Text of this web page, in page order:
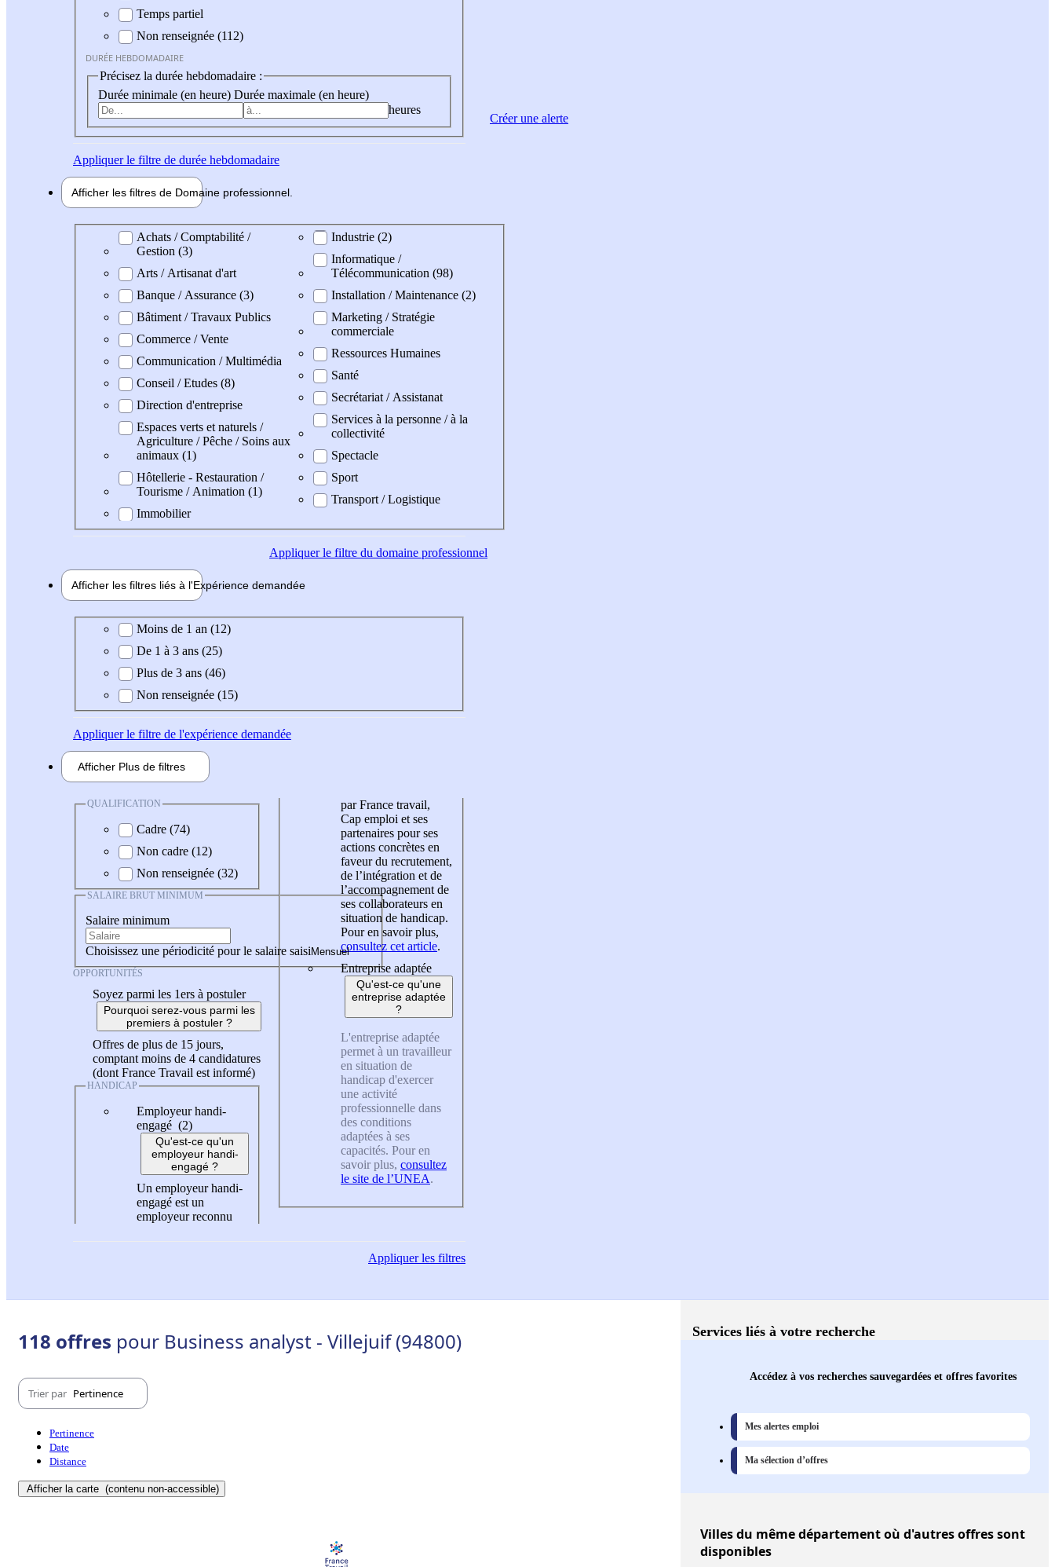
Temps partiel
Non renseignée (112)
DURÉE HEBDOMADAIRE
Précisez la durée hebdomadaire :
Durée minimale (en heure) Durée maximale (en heure)
heures
Appliquerle filtre de durée hebdomadaire
Afficher les filtres de Domaine professionnel
Domaine professionel
Achats / Comptabilité /
Gestion (3)
Arts / Artisanat d'art
Banque / Assurance (3)
Bâtiment / Travaux Publics
Commerce / Vente
Communication / Multimédia
Conseil / Etudes (8)
Direction d'entreprise
Espaces verts et naturels /
Agriculture / Pêche / Soins aux
animaux (1)
Hôtellerie - Restauration /
Tourisme / Animation (1)
Immobilier
Industrie (2)
Informatique /
Télécommunication (98)
Installation / Maintenance (2)
Marketing / Stratégie
commerciale
Ressources Humaines
Santé
Secrétariat / Assistanat
Services à la personne / à la
collectivité
Spectacle
Sport
Transport / Logistique
Appliquerle filtre du domaine professionnel
Afficher les filtres liés à l'Expérience demandée
Expérience demandée
Moins de 1 an (12)
De 1 à 3 ans (25)
Plus de 3 ans (46)
Non renseignée (15)
Appliquerle filtre de l'expérience demandée
Afficher Plus de filtres
QUALIFICATION
Cadre (74)
Non cadre (12)
Non renseignée (32)
SALAIRE BRUT MINIMUM
Salaire minimum
Choisissez une périodicité pour le salaire saisi
OPPORTUNITÉS
Soyez parmi les 1ers à postuler
Pourquoi serez-vous parmi les
premiers à postuler ?
Offres de plus de 15 jours,
comptant moins de 4 candidatures
(dont France Travail est informé)
HANDICAP
Employeur handi-
engagé (2)
Qu'est-ce qu'un
employeur handi-
engagé ?
Un employeur handi-
engagé est un
employeur reconnu
par France travail,
Cap emploi et ses
partenaires pour ses
actions concrètes en
faveur du recrutement,
de l’intégration et de
l’accompagnement de
ses collaborateurs en
situation de handicap.
Pour en savoir plus,
consultez cet article.
Entreprise adaptée
Qu'est-ce qu'une
entreprise adaptée
?
L'entreprise adaptée
permet à un travailleur
en situation de
handicap d'exercer
une activité
professionnelle dans
des conditions
adaptées à ses
capacités. Pour en
savoir plus, consultez
le site de l’UNEA.
Appliquerles filtres
Créer une alerte
118 offres pour Business analyst - Villejuif (94800)
Trier par Pertinence
Pertinence
Date
Distance
Afficher la carte (contenu non-accessible)
Services liés à votre recherche
Accédez à vos recherches sauvegardées et offres favorites
Mes alertes emploi
Ma sélection d’offres
Villesdu même département où d'autres offres sont
disponibles